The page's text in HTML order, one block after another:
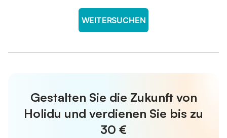
WEITERSUCHEN
Gestalten Sie die Zukunft von
Holidu und verdienen Sie bis zu
30 €